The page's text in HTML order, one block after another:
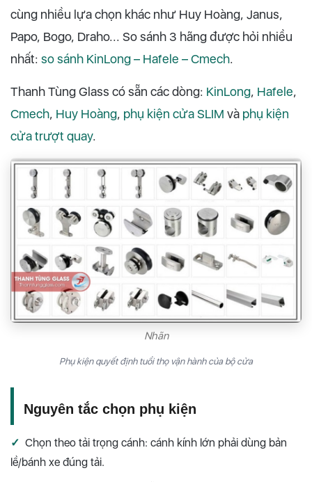
cùng nhiều lựa chọn khác như Huy Hoàng, Janus,
Papo, Bogo, Draho... So sánh 3 hãng được hỏi nhiều
nhất: so sánh KinLong – Hafele – Cmech.
Thanh Tùng Glass có sẵn các dòng: KinLong, Hafele,
Cmech, Huy Hoàng, phụ kiện cửa SLIM và phụ kiện
cửa trượt quay.
Nhãn
Phụ kiện quyết định tuổi thọ vận hành của bộ cửa
Nguyên tắc chọn phụ kiện
✓ Chọn theo tải trọng cánh: cánh kính lớn phải dùng bản
lề/bánh xe đúng tải.